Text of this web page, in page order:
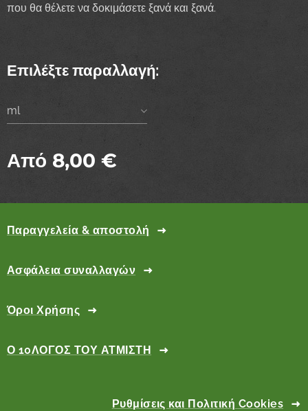
που θα θέλετε να δοκιμάσετε ξανά και ξανά.
Επιλέξτε παραλλαγή:
ml
Από 8,00 €
Παραγγελεία & αποστολή
Ασφάλεια συναλλαγών
Όροι Χρήσης
Ο 10ΛΟΓΟΣ ΤΟΥ ΑΤΜΙΣΤΗ
Ρυθμίσεις και Πολιτική Cookies